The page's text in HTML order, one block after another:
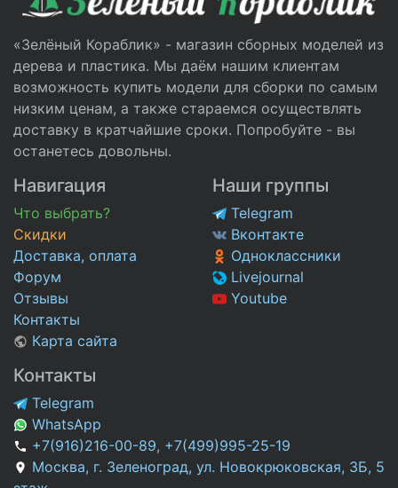
«Зелёный Кораблик» - магазин сборных моделей из
дерева и пластика. Мы даём нашим клиентам
возможность купить модели для сборки по самым
низким ценам, а также стараемся осуществлять
доставку в кратчайшие сроки. Попробуйте - вы
останетесь довольны.
Навигация
Что выбрать?
Скидки
Доставка, оплата
Форум
Отзывы
Контакты
Карта сайта
Наши группы
Telegram
Вконтакте
Одноклассники
Livejournal
Youtube
Контакты
Telegram
WhatsApp
+7(916)216-00-89, +7(499)995-25-19
Москва, г. Зеленоград, ул. Новокрюковская, 3Б, 5